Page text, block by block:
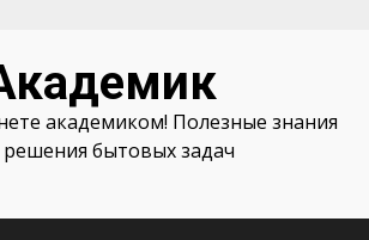
академиком! Полезные знания
решения бытовых задач